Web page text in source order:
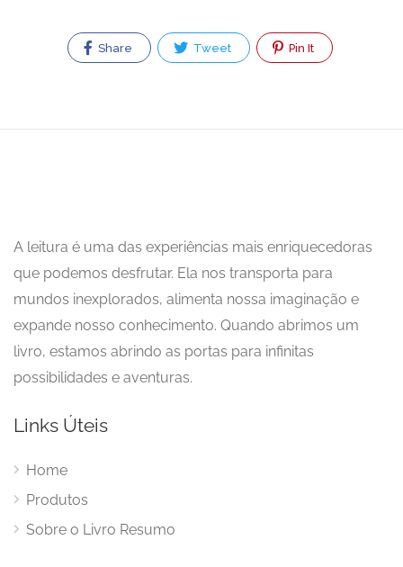
Share Tweet Pin It
A leitura é uma das experiências mais enriquecedoras
que podemos desfrutar. Ela nos transporta para
mundos inexplorados, alimenta nossa imaginação e
expande nosso conhecimento. Quando abrimos um
livro, estamos abrindo as portas para infinitas
possibilidades e aventuras.
Links Úteis
Home
Produtos
Sobre o Livro Resumo